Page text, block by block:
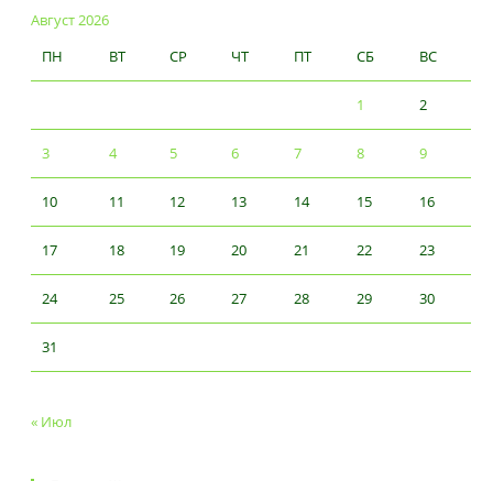
Август 2026
ПН
ВТ СР ЧТ ПТ СБ ВС
1 2
3 4 5 6 7 8 9
10 11 12 13 14 15 16
17 18 19 20 21 22 23
24 25 26 27 28 29 30
31
« Июл